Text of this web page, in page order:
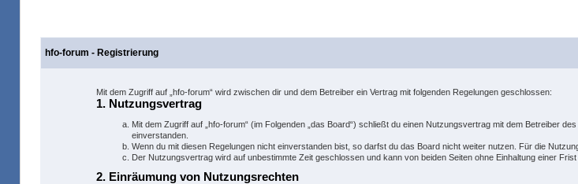
hfo-forum - Registrierung
Mit dem Zugriff auf „hfo-forum“ wird zwischen dir und dem Betreiber ein Vertrag mit folgenden Regelungen geschlossen:
1. Nutzungsvertrag
Mit dem Zugriff auf „hfo-forum“ (im Folgenden „das Board“) schließt du einen Nutzungsvertrag mit dem Betreiber
einverstanden.
Wenn du mit diesen Regelungen nicht einverstanden bist, so darfst du das Board nicht weiter nutzen. Für die
Der Nutzungsvertrag wird auf unbestimmte Zeit geschlossen und kann von beiden Seiten ohne Einhaltung einer
2. Einräumung von Nutzungsrechten